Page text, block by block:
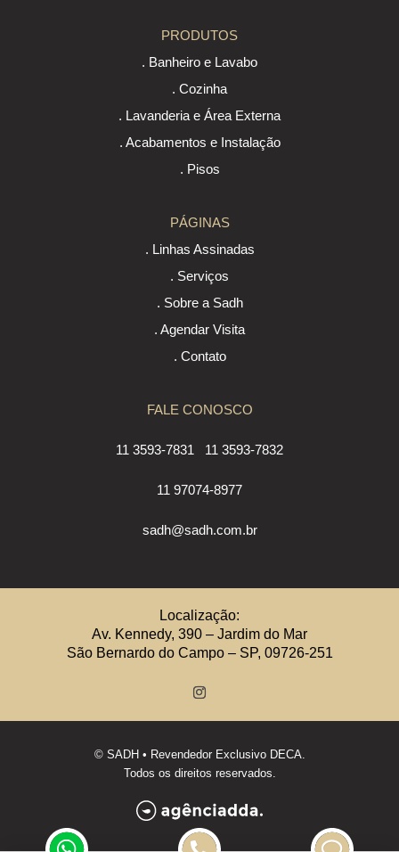
PRODUTOS
. Banheiro e Lavabo
. Cozinha
. Lavanderia e Área Externa
. Acabamentos e Instalação
. Pisos
PÁGINAS
. Linhas Assinadas
. Serviços
. Sobre a Sadh
. Agendar Visita
. Contato
FALE CONOSCO
11 3593-7831 11 3593-7832
11 97074-8977
sadh@sadh.com.br
Localização:
Av. Kennedy, 390 – Jardim do Mar
São Bernardo do Campo – SP, 09726-251
© SADH • Revendedor Exclusivo DECA.
Todos os direitos reservados.